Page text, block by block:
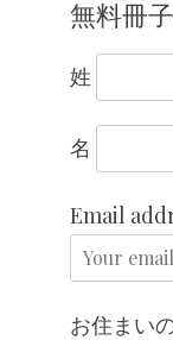
無料冊
姓
名
Email
お住まい